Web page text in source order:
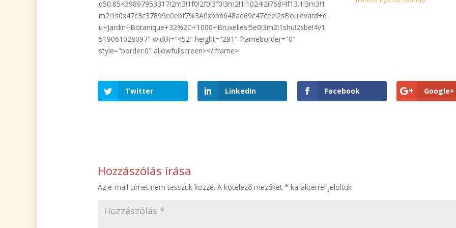
d50.85439897953317!2m3!1f0!2f0!3f0!3m2!1i1024!2i768!4f13.1!3m3!1
m2!1s0x47c3c37899e0ebf7%3A0xbbb648ae69c47cee!2sBoulevard+d
u+Jardin+Botanique+32%2C+1000+Bruxelles!5e0!3m2!1shu!2sbe!4v1
519061028097" width="452" height="281" frameborder="0"
style="border:0" allowfullscreen></iframe>
Twitter LinkedIn Facebook Google+
Hozzászólás írása
Az e-mail címet nem tesszük közzé. A kötelező mezőket * karakterrel jelöltük